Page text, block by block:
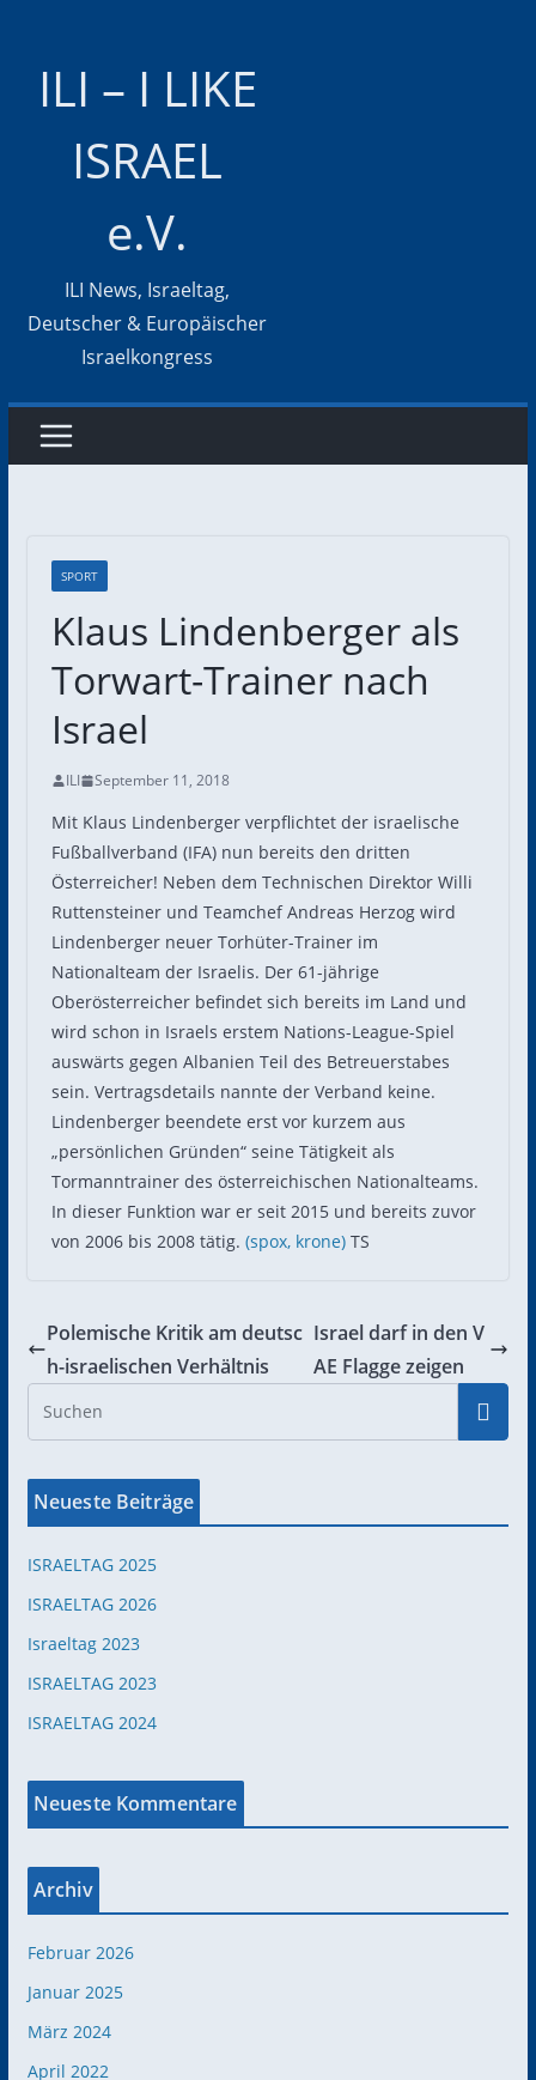
ILI – I LIKE
ISRAEL
e.V.
ILI News, Israeltag,
Deutscher & Europäischer
Israelkongress
SPORT
Klaus Lindenberger als
Torwart-Trainer nach
Israel
ILI September 11, 2018
Mit Klaus Lindenberger verpflichtet der israelische
Fußballverband (IFA) nun bereits den dritten
Österreicher! Neben dem Technischen Direktor Willi
Ruttensteiner und Teamchef Andreas Herzog wird
Lindenberger neuer Torhüter-Trainer im
Nationalteam der Israelis. Der 61-jährige
Oberösterreicher befindet sich bereits im Land und
wird schon in Israels erstem Nations-League-Spiel
auswärts gegen Albanien Teil des Betreuerstabes
sein. Vertragsdetails nannte der Verband keine.
Lindenberger beendete erst vor kurzem aus
„persönlichen Gründen“ seine Tätigkeit als
Tormanntrainer des österreichischen Nationalteams.
In dieser Funktion war er seit 2015 und bereits zuvor
von 2006 bis 2008 tätig. (spox, krone) TS
Polemische Kritik am deutsc
h-israelischen Verhältnis
Israel darf in den V
AE Flagge zeigen
Neueste Beiträge
ISRAELTAG 2025
ISRAELTAG 2026
Israeltag 2023
ISRAELTAG 2023
ISRAELTAG 2024
Neueste Kommentare
Archiv
Februar 2026
Januar 2025
März 2024
April 2022